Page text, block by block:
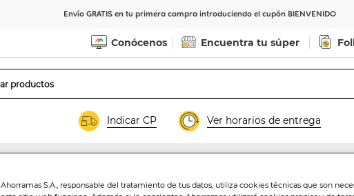
Envío GRATIS en tu primera compra introduciendo el cupón BIENVENIDO
Conócenos Encuentra tu súper
Indicar CP Ver horarios de entrega
Ahorramas S.A., responsable del tratamiento de tus datos, utiliza cookies técnicas que son